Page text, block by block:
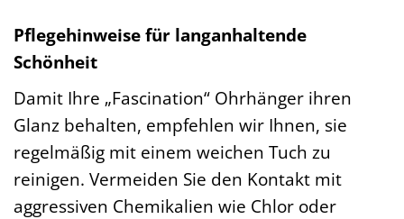
Pflegehinweise für langanhaltende
Schönheit
Damit Ihre „Fascination“ Ohrhänger ihren
Glanz behalten, empfehlen wir Ihnen, sie
regelmäßig mit einem weichen Tuch zu
reinigen. Vermeiden Sie den Kontakt mit
aggressiven Chemikalien wie Chlor oder